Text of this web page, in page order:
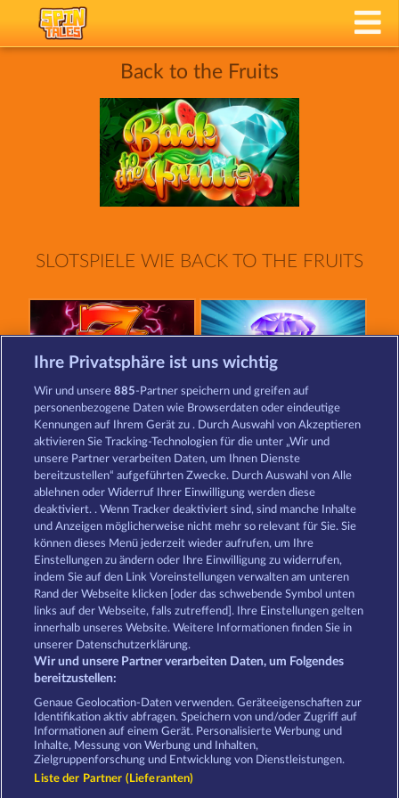
Back to the Fruits
SLOTSPIELE WIE BACK TO THE FRUITS
Mighty 40 Maaax Diamonds
Explodiac Maxi Play
AGB Datenschutz Impressum
Unternehmensseite
Affiliate-Programm
Widerruf einreichen
Ihre Privatsphäre ist uns wichtig
Wir und unsere885-Partner speichern und greifen auf
personenbezogene Daten wie Browserdaten oder eindeutige
Kennungen auf Ihrem Gerät zu . Durch Auswahl von Akzeptieren
aktivieren Sie Tracking-Technologien für die unter „Wir und
unsere Partner verarbeiten Daten, um Ihnen Dienste
bereitzustellen“ aufgeführten Zwecke. Durch Auswahl von Alle
ablehnen oder Widerruf Ihrer Einwilligung werden diese
deaktiviert. . Wenn Tracker deaktiviert sind, sind manche Inhalte
und Anzeigen möglicherweise nicht mehr so ​​relevant für Sie. Sie
können dieses Menü jederzeit wieder aufrufen, um Ihre
Einstellungen zu ändern oder Ihre Einwilligung zu widerrufen,
indem Sie auf den Link Voreinstellungen verwalten am unteren
Rand der Webseite klicken [oder das schwebende Symbol unten
links auf der Webseite, falls zutreffend]. Ihre Einstellungen gelten
innerhalb unseres Website. Weitere Informationen finden Sie in
unserer Datenschutzerklärung.
Wir und unsere Partner verarbeiten Daten, um Folgendes
bereitzustellen:
Genaue Geolocation-Daten verwenden. Geräteeigenschaften zur
Identifikation aktiv abfragen. Speichern von und/oder Zugriff auf
Informationen auf einem Gerät. Personalisierte Werbung und
Inhalte, Messung von Werbung und Inhalten,
Zielgruppenforschung und Entwicklung von Dienstleistungen.
Liste der Partner (Lieferanten)